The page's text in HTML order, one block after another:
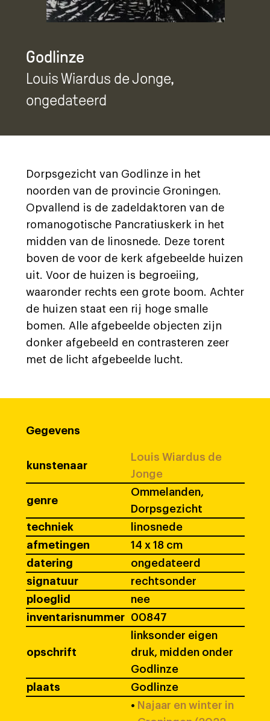
Godlinze
Louis Wiardus de Jonge,
ongedateerd
Dorpsgezicht van Godlinze in het
noorden van de provincie Groningen.
Opvallend is de zadeldaktoren van de
romanogotische Pancratiuskerk in het
midden van de linosnede. Deze torent
boven de voor de kerk afgebeelde huizen
uit. Voor de huizen is begroeiing,
waaronder rechts een grote boom. Achter
de huizen staat een rij hoge smalle
bomen. Alle afgebeelde objecten zijn
donker afgebeeld en contrasteren zeer
met de licht afgebeelde lucht.
Gegevens
kunstenaar
Louis Wiardus de
Jonge
genre
Ommelanden,
Dorpsgezicht
techniek
linosnede
afmetingen
14 x 18 cm
datering
ongedateerd
signatuur
rechtsonder
ploeglid
nee
inventarisnummer
00847
opschrift
linksonder eigen
druk, midden onder
Godlinze
plaats
Godlinze
• Najaar en winter in